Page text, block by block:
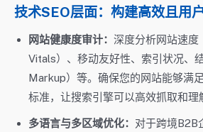
技术SEO层面：构建高效且用
网站健康度审计： 深度分析网站速度
Vitals）、移动友好性、索引状况、
Markup）等。确保您的网站能够满
标准，让搜索引擎可以高效抓取和理
多语言与多区域优化： 对于跨境B2B